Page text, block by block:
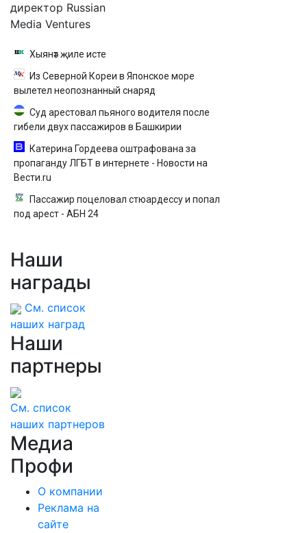
директор Russian
Media Ventures
Хыянәт җиле исте
Из Северной Кореи в Японское море
вылетел неопознанный снаряд
Суд арестовал пьяного водителя после
гибели двух пассажиров в Башкирии
Катерина Гордеева оштрафована за
пропаганду ЛГБТ в интернете - Новости на
Вести.ru
Пассажир поцеловал стюардессу и попал
под арест - АБН 24
Наши
награды
См. список
наших наград
Наши
партнеры
См. список
наших партнеров
Медиа
Профи
О компании
Реклама на
сайте